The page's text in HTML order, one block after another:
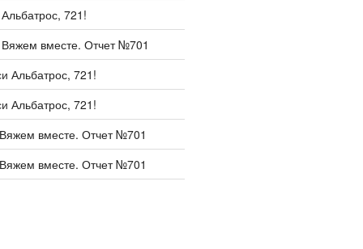
Альбатрос, 721!
Вяжем вместе. Отчет №701
Альбатрос, 721!
Альбатрос, 721!
вместе. Отчет №701
вместе. Отчет №701